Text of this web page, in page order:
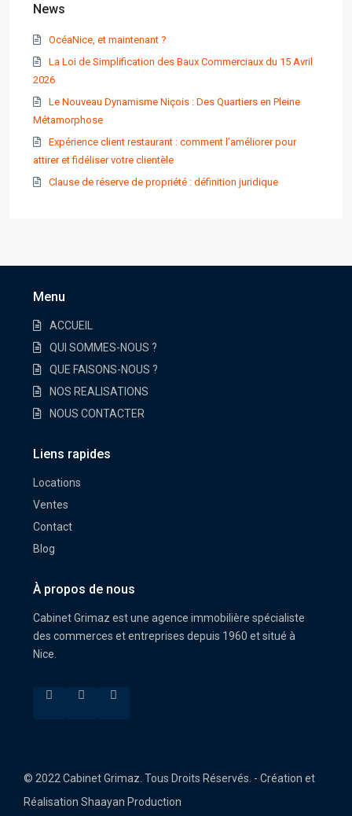
News
OcéaNice, et maintenant ?
La Loi de Simplification des Baux Commerciaux du 15 Avril
2026
Le Nouveau Dynamisme Niçois : Des Quartiers en Pleine
Métamorphose
Expérience client restaurant : comment l’améliorer pour
attirer et fidéliser votre clientèle
Clause de réserve de propriété : définition juridique
Menu
ACCUEIL
QUI SOMMES-NOUS ?
QUE FAISONS-NOUS ?
NOS REALISATIONS
NOUS CONTACTER
Liens rapides
Locations
Ventes
Contact
Blog
À propos de nous
Cabinet Grimaz est une agence immobilière spécialiste
des commerces et entreprises depuis 1960 et situé à
Nice.
© 2022 Cabinet Grimaz. Tous Droits Réservés. - Création et
Réalisation Shaayan Production